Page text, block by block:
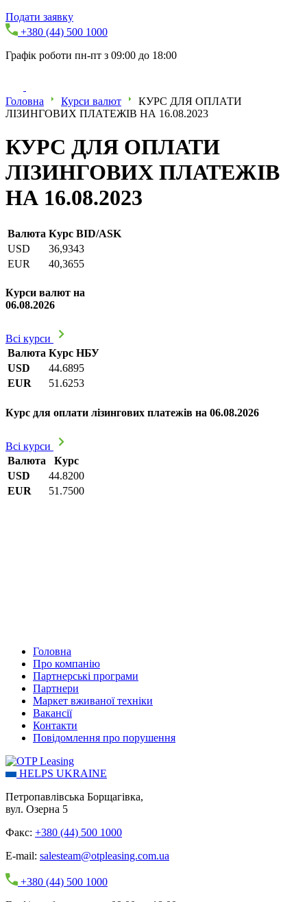
Подати заявку
+380 (44) 500 1000
Графік роботи пн-пт з 09:00 до 18:00
Головна Курси валют
КУРС ДЛЯ ОПЛАТИ
ЛІЗИНГОВИХ ПЛАТЕЖІВ НА 16.08.2023
КУРС ДЛЯ ОПЛАТИ
ЛІЗИНГОВИХ ПЛАТЕЖІВ
НА 16.08.2023
Валюта Курс BID/ASK
USD
36,9343
EUR
40,3655
Курси валют на
06.08.2026
Всі курси
Валюта Курс НБУ
USD
44.6895
EUR
51.6253
Курс для оплати лізингових платежів на 06.08.2026
Всі курси
Валюта
Курс
USD
44.8200
EUR
51.7500
Головна
Про компанію
Партнерські програми
Партнери
Маркет вживаної техніки
Вакансії
Контакти
Повідомлення про порушення
HELPS UKRAINE
Петропавлівська Борщагівка,
вул. Озерна 5
Факс: +380 (44) 500 1000
E-mail: salesteam@otpleasing.com.ua
+380 (44) 500 1000